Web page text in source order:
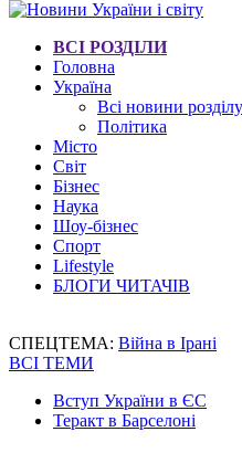
ВСІ РОЗДІЛИ
Головна
Україна
Всі новини розділу
Політика
Місто
Світ
Бізнес
Наука
Шоу-бізнес
Спорт
Lifestyle
БЛОГИ ЧИТАЧІВ
СПЕЦТЕМА: Війна в Ірані
ВСІ ТЕМИ
Вступ України в ЄС
Теракт в Барселоні